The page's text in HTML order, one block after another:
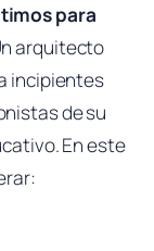
para
arquitecto
incipientes
de su
En este